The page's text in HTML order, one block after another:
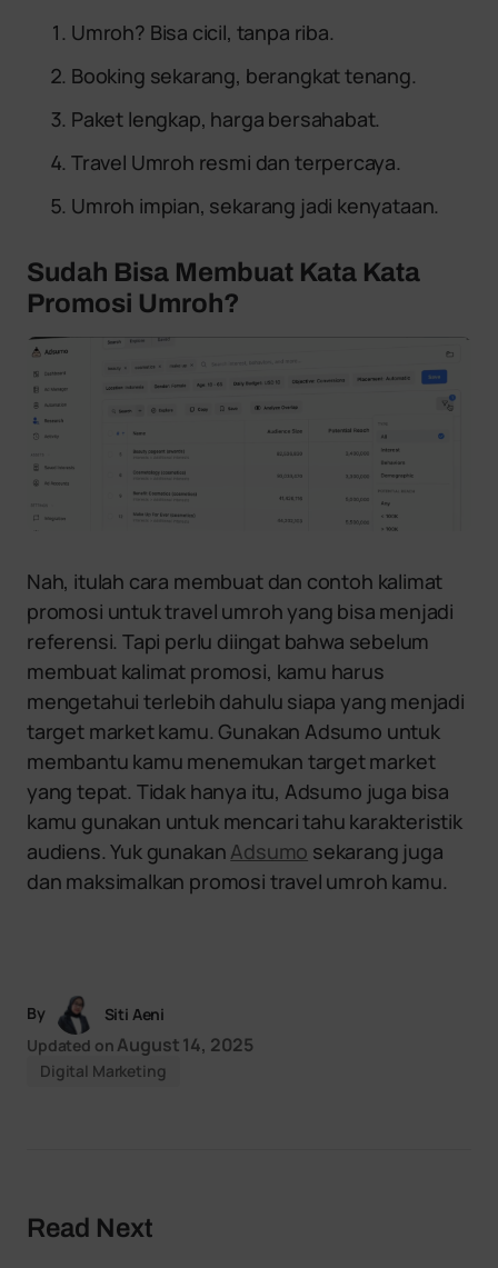
Umroh? Bisa cicil, tanpa riba.
Booking sekarang, berangkat tenang.
Paket lengkap, harga bersahabat.
Travel Umroh resmi dan terpercaya.
Umroh impian, sekarang jadi kenyataan.
Sudah Bisa Membuat Kata Kata
Promosi Umroh?
Nah, itulah cara membuat dan contoh kalimat
promosi untuk travel umroh yang bisa menjadi
referensi. Tapi perlu diingat bahwa sebelum
membuat kalimat promosi, kamu harus
mengetahui terlebih dahulu siapa yang menjadi
target market kamu. Gunakan Adsumo untuk
membantu kamu menemukan target market
yang tepat. Tidak hanya itu, Adsumo juga bisa
kamu gunakan untuk mencari tahu karakteristik
audiens. Yuk gunakan Adsumo sekarang juga
dan maksimalkan promosi travel umroh kamu.
By
Siti Aeni
Updated on August 14, 2025
Digital Marketing
Read Next